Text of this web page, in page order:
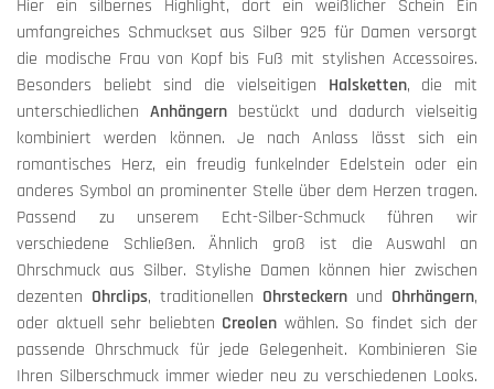
Hier ein silbernes Highlight, dort ein weißlicher Schein Ein
umfangreiches Schmuckset aus Silber 925 für Damen versorgt
die modische Frau von Kopf bis Fuß mit stylishen Accessoires.
Besonders beliebt sind die vielseitigen Halsketten, die mit
unterschiedlichen Anhängern bestückt und dadurch vielseitig
kombiniert werden können. Je nach Anlass lässt sich ein
romantisches Herz, ein freudig funkelnder Edelstein oder ein
anderes Symbol an prominenter Stelle über dem Herzen tragen.
Passend zu unserem Echt-Silber-Schmuck führen wir
verschiedene Schließen. Ähnlich groß ist die Auswahl an
Ohrschmuck aus Silber. Stylishe Damen können hier zwischen
dezenten Ohrclips, traditionellen Ohrsteckern und Ohrhängern,
oder aktuell sehr beliebten Creolen wählen. So findet sich der
passende Ohrschmuck für jede Gelegenheit. Kombinieren Sie
Ihren Silberschmuck immer wieder neu zu verschiedenen Looks.